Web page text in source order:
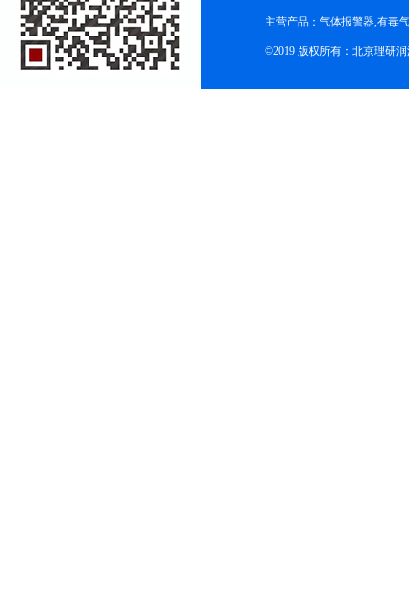
主营产品：气体报警器,有毒
©2019 版权所有：北京理研